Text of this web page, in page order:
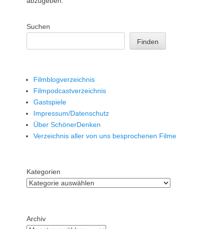
Suchen
Finden
Filmblogverzeichnis
Filmpodcastverzeichnis
Gastspiele
Impressum/Datenschutz
Über SchönerDenken
Verzeichnis aller von uns besprochenen Filme
Kategorien
Archiv